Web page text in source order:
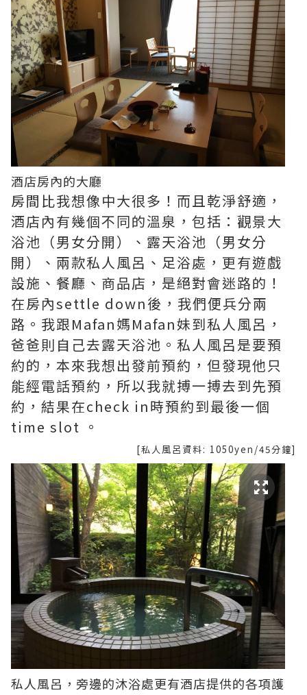
酒店房內的大廳
房間比我想像中大很多！而且乾淨舒適，
酒店內有幾個不同的溫泉，包括：觀景大
浴池（男女分開）、露天浴池（男女分
開）、兩款私人風呂、足浴處，更有遊戲
設施、餐廳、商品店，是絕對會迷路的！
在房內settle down後，我們便兵分兩
路。我跟Mafan媽Mafan妹到私人風呂，
爸爸則自己去露天浴池。私人風呂是要預
約的，本來我想出發前預約，但發現他只
能經電話預約，所以我就搏一搏去到先預
約，結果在check in時預約到最後一個
time slot 。
[私人風呂資料: 1050yen/45分鐘]
私人風呂，旁邊的沐浴處更有酒店提供的各項護